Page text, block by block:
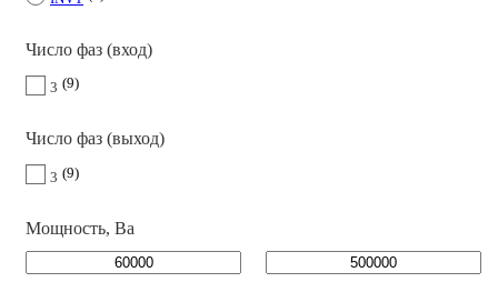
Число фаз (вход)
3 9
Число фаз (выход)
3 9
Мощность, Ва